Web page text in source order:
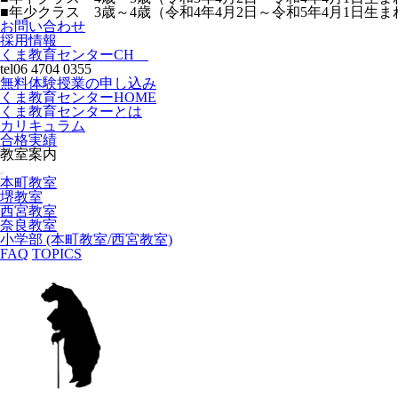
■年少クラス 3歳～4歳（令和4年4月2日～令和5年4月1日生ま
お問い合わせ
採用情報
くま教育センターCH
tel06 4704 0355
無料体験授業の申し込み
くま教育センターHOME
くま教育センターとは
カリキュラム
合格実績
教室案内
本町教室
堺教室
西宮教室
奈良教室
小学部 (本町教室/西宮教室)
FAQ TOPICS